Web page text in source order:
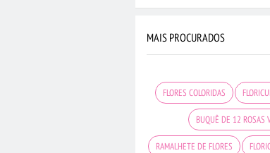
MAIS PROCURADOS
FLORES COLORIDAS
BUQUÊ DE 12 ROSAS
RAMALHETE DE FLORES